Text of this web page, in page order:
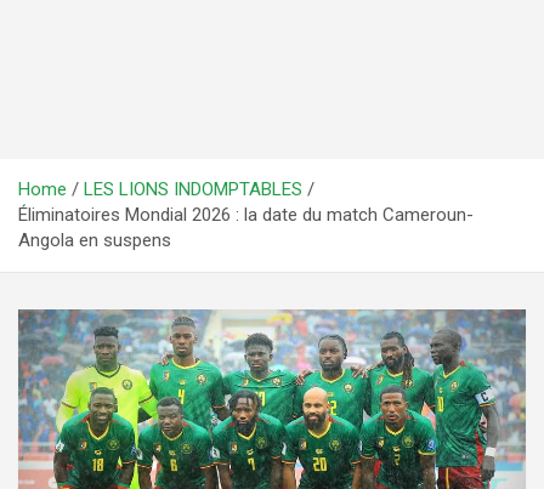
Home
LES LIONS INDOMPTABLES
Éliminatoires Mondial 2026 : la date du match Cameroun-
Angola en suspens